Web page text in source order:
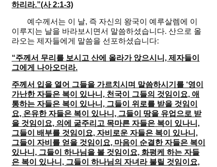
하리라.”(사 2:1-3)
예수께서는 이 날, 즉 자신의 왕국이 예루살렘에 이
이루지는 날을 바라보시면서 말씀하셨습니다. 산으로 올
라오는 제자들에게 말씀을 선포하셨습니다:
“주께서 무리를 보시고 산에 올라가 앉으시니, 제자들이
그에게 나아오더라.
주께서 입을 열어 그들을 가르치시며 말씀하시기를 ‘영이
가난한 자들은 복이 있나니, 천국이 그들의 것임이요, 애
통하는 자들은 복이 있나니, 그들이 위로를 받을 것임이
요, 온유한 자들은 복이 있나니, 그들이 땅을 유업으로 받
을 것임이요, 의에 굶주리고 목마른 자들은 복이 있나니,
그들이 배부를 것임이요, 자비로운 자들은 복이 있나니,
그들이 자비를 얻을 것임이요, 마음이 순결한 자들은 복이
있나니, 그들이 하나님을 볼 것임이요, 화평케 하는 자들
은 복이 있나니, 그들이 하나님의 자녀라 불릴 것임이요,